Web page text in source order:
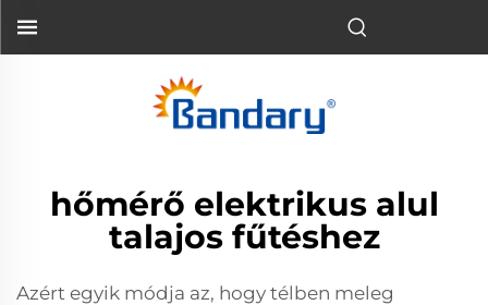
hőmérő elektrikus alul
talajos fűtéshez
Azért egyik módja az, hogy télben meleg